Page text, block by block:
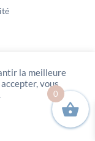
Av Ernest Cristal 63
réservés – Vidéo
la meilleure
vous
0